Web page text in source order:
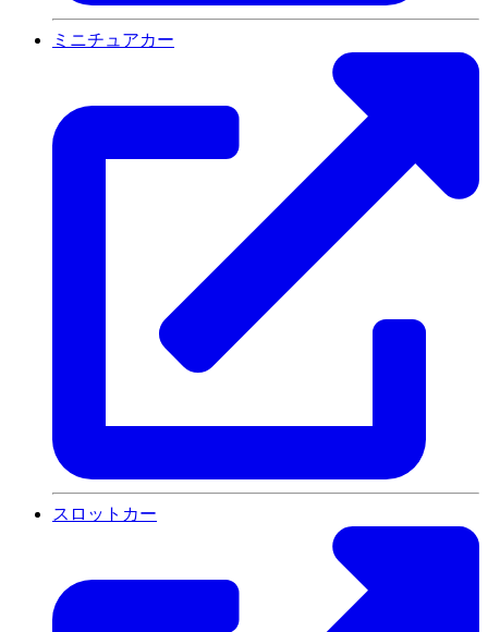
ミニチュアカー
スロットカー